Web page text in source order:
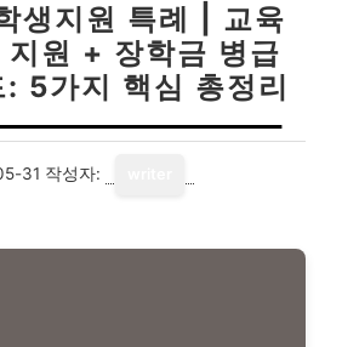
생지원 특례 | 교육
원 + 장학금 병급
5가지 핵심 총정리
31 작성자: